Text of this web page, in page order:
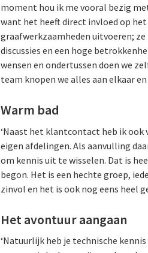
moment hou ik me vooral bezig
want het heeft direct invloed op
graafwerkzaamheden uitvoeren;
discussies en een hoge
wensen en ondertussen doen we
team knopen we alles aan elkaar
Warm bad
‘Naast het klantcontact heb ik ook
eigen afdelingen. Als aanvulling
om kennis uit te wisselen. Dat is
begon. Het is een hechte groep,
zinvol en het is ook nog eens heel
Het avontuur aangaan
‘Natuurlijk heb je technische